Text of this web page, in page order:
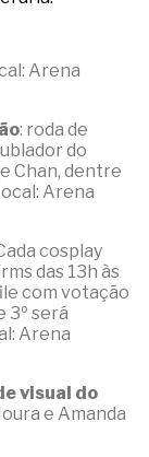
Arena
: roda de
do
Chan, dentre
Arena
cosplay
das 13h às
com votação
3º será
Arena
visual do
e Amanda